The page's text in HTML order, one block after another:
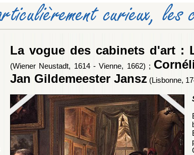
La vogue des cabinets d'art :
(Wiener Neustadt, 1614 - Vienne, 1662) ;
Jan Gildemeester Jansz (Lisbonne,